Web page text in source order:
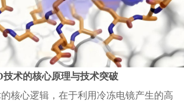
技术的核心原理与技术突破
核心逻辑，在于利用冷冻电镜产生的高